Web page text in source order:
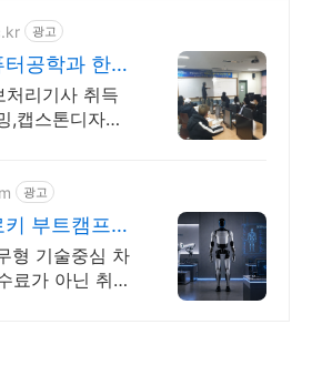
광고
공학과 한라
연계학과
처리기사 취득
,캡스톤디자인
광고
부트캠프
턴쉽
형 기술중심 차
료가 아닌 취업